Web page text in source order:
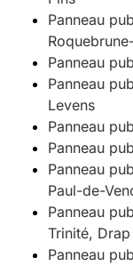
Panneau
Panneau
Panneau
Levens
Panneau
Panneau
Panneau
Paul-de-
Panneau
Trinité, Drap
Panneau